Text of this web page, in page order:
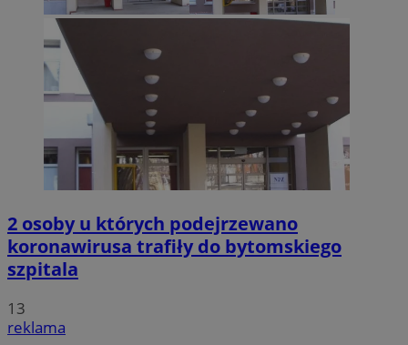
2 osoby u których podejrzewano
koronawirusa trafiły do bytomskiego
szpitala
13
reklama